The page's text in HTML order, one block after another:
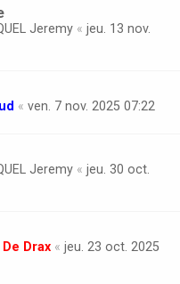
Jeremy « jeu. 13 nov.
« ven. 7 nov. 2025 07:22
Jeremy « jeu. 30 oct.
De Drax « jeu. 23 oct. 2025